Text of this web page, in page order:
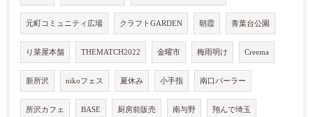
元町コミュニティ広場 クラフトGARDEN 朝霞 青葉台公園
り菜屋本舗 THEMATCH2022 金曜市 梅雨明け Creema
新所沢 nikoフェス 夏休み 小手指 南口パーラー
所沢カフェ BASE 厨房前販売 南与野 翔んで埼玉